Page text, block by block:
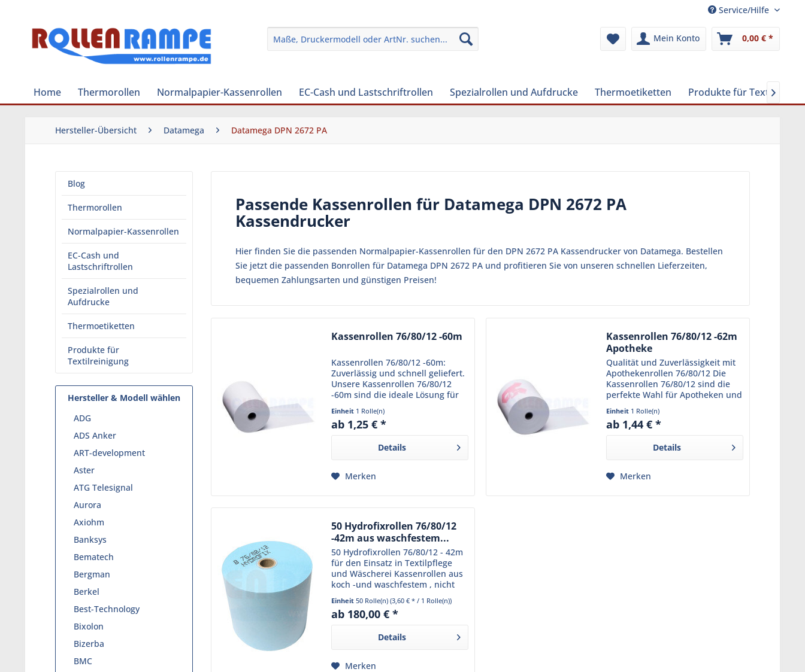
Service/Hilfe
Mein Konto 0,00 € *
Home Thermorollen Normalpapier-Kassenrollen EC-Cash und Lastschriftrollen Spezialrollen und Aufdrucke Thermoetiketten Produkte für 
Hersteller-Übersicht Datamega Datamega DPN 2672 PA
Blog
Thermorollen
Normalpapier-Kassenrollen
EC-Cash und
Lastschriftrollen
Spezialrollen und
Aufdrucke
Thermoetiketten
Produkte für
Textilreinigung
Hersteller & Modell wählen
ADG
ADS Anker
ART-development
Aster
ATG Telesignal
Aurora
Axiohm
Banksys
Bematech
Bergman
Berkel
Best-Technology
Bixolon
Bizerba
BMC
Passende Kassenrollen für Datamega DPN 2672 PA
Kassendrucker
Hier finden Sie die passenden Normalpapier-Kassenrollen für den DPN 2672 PA Kassendrucker von Datamega. Bestellen
Sie jetzt die passenden Bonrollen für Datamega DPN 2672 PA und profitieren Sie von unseren schnellen Lieferzeiten,
bequemen Zahlungsarten und günstigen Preisen!
Kassenrollen 76/80/12 -60m
Kassenrollen 76/80/12 -60m:
Zuverlässig und schnell geliefert.
Unsere Kassenrollen 76/80/12
-60m sind die ideale Lösung für
eine Vielzahl von Terminals und
Druckern. Sie sind aus
hochwertigem Normalpapier
Einheit 1 Rolle(n)
ab 1,25 € *
Details
Merken
Kassenrollen 76/80/12 -62m
Apotheke
Qualität und Zuverlässigkeit mit
Apothekenrollen 76/80/12 Die
Kassenrollen 76/80/12 sind die
perfekte Wahl für Apotheken und
andere Geschäfte mit hohem
Kundenaufkommen. Mit einer
Lauflänge von 62 Metern sorgen
Einheit 1 Rolle(n)
ab 1,44 € *
Details
Merken
50 Hydrofixrollen 76/80/12
-42m aus waschfestem...
50 Hydrofixrollen 76/80/12 - 42m
für den Einsatz in Textilpflege
und Wäscherei Kassenrollen aus
koch -und waschfestem , nicht
Papier. Farbecht und absolut
reinigungsbeständig.
Einheit50 Rolle(n)(3,60 € * / 1 Rolle(n))
ab 180,00 € *
Details
Merken